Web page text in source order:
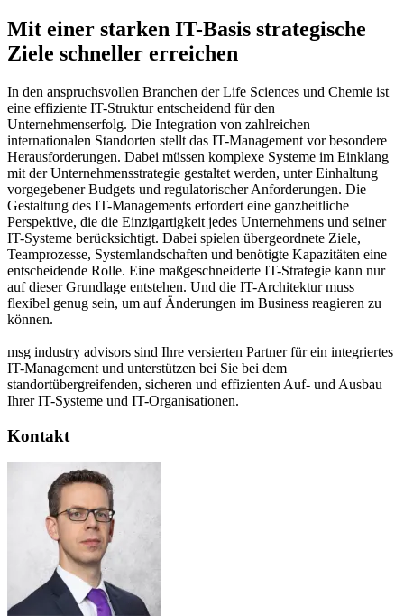
Mit einer starken IT-Basis strategische
Ziele schneller erreichen
In den anspruchsvollen Branchen der Life Sciences und Chemie ist
eine effiziente IT-Struktur entscheidend für den
Unternehmenserfolg. Die Integration von zahlreichen
internationalen Standorten stellt das IT-Management vor besondere
Herausforderungen. Dabei müssen komplexe Systeme im Einklang
mit der Unternehmensstrategie gestaltet werden, unter Einhaltung
vorgegebener Budgets und regulatorischer Anforderungen. Die
Gestaltung des IT-Managements erfordert eine ganzheitliche
Perspektive, die die Einzigartigkeit jedes Unternehmens und seiner
IT-Systeme berücksichtigt. Dabei spielen übergeordnete Ziele,
Teamprozesse, Systemlandschaften und benötigte Kapazitäten eine
entscheidende Rolle. Eine maßgeschneiderte IT-Strategie kann nur
auf dieser Grundlage entstehen. Und die IT-Architektur muss
flexibel genug sein, um auf Änderungen im Business reagieren zu
können.
msg industry advisors sind Ihre versierten Partner für ein integriertes
IT-Management und unterstützen bei Sie bei dem
standortübergreifenden, sicheren und effizienten Auf- und Ausbau
Ihrer IT-Systeme und IT-Organisationen.
Kontakt